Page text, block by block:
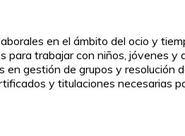
en el ámbito del ocio y
para trabajar con niños, jóvenes
en gestión de grupos y resolución
y titulaciones necesarias